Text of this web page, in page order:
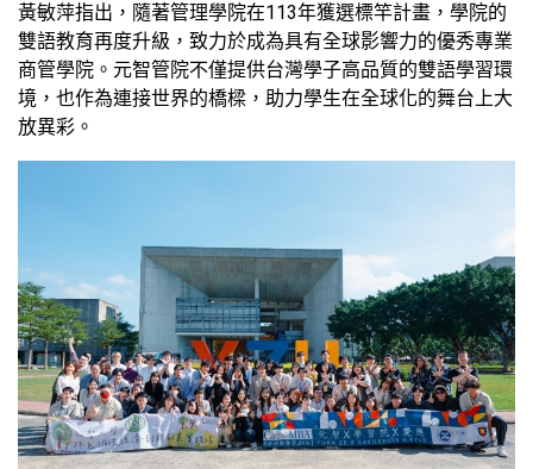
黃敏萍指出，隨著管理學院在113年獲選標竿計畫，學院的
雙語教育再度升級，致力於成為具有全球影響力的優秀專業
商管學院。元智管院不僅提供台灣學子高品質的雙語學習環
境，也作為連接世界的橋樑，助力學生在全球化的舞台上大
放異彩。